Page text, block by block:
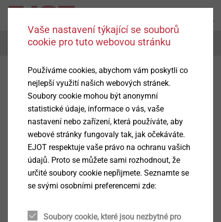
Menu
Vaše nastavení týkající se souborů
cookie pro tuto webovou stránku
Používáme cookies, abychom vám poskytli co
nejlepší využití našich webových stránek.
Soubory cookie mohou být anonymní
statistické údaje, informace o vás, vaše
nastavení nebo zařízení, která používáte, aby
webové stránky fungovaly tak, jak očekáváte.
EJOT respektuje vaše právo na ochranu vašich
údajů. Proto se můžete sami rozhodnout, že
určité soubory cookie nepřijmete. Seznamte se
se svými osobními preferencemi zde:
Soubory cookie, které jsou nezbytné pro